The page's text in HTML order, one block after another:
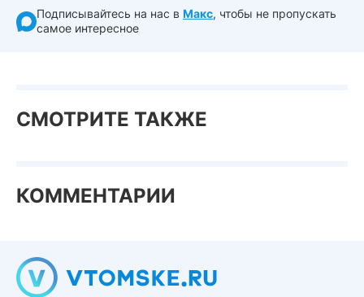
Подписывайтесь на нас в Макс, чтобы не пропускать
самое интересное
СМОТРИТЕ ТАКЖЕ
КОММЕНТАРИИ